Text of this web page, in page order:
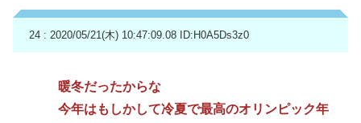
24 : 2020/05/21(木) 10:47:09.08 ID:H0A5Ds3z0
暖冬だったからな
今年はもしかして冷夏で最高のオリンピック年